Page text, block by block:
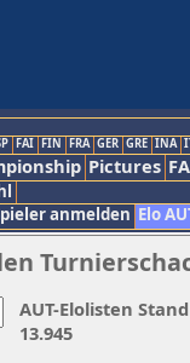
FAI FIN FRA GER GRE INA
Pictures
anmelden Elo
AUT-Elolisten
13.945